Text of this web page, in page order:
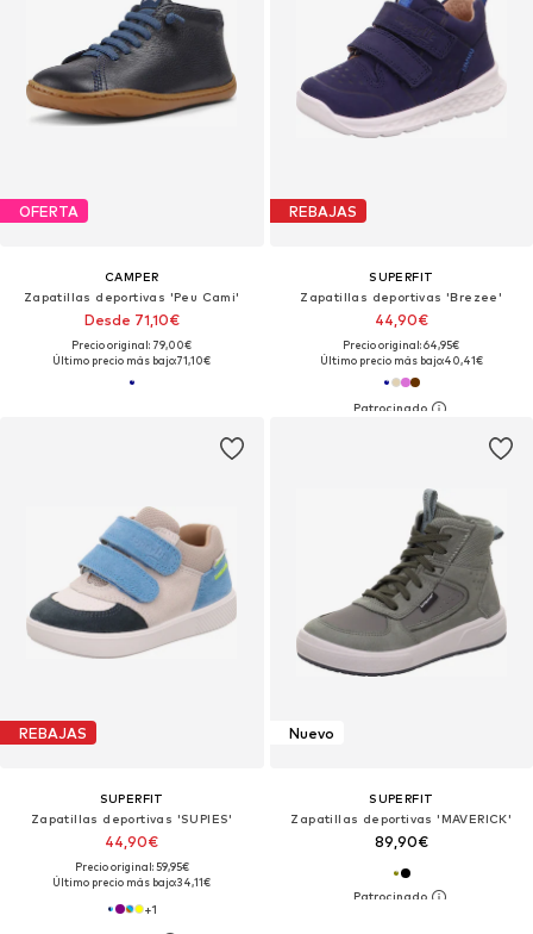
OFERTA
CAMPER
Zapatillas deportivas 'Peu Cami'
Desde 71,10€
Precio original: 79,00€
Último precio más bajo:71,10€
REBAJAS
SUPERFIT
Zapatillas deportivas 'Brezee'
44,90€
Precio original: 64,95€
Último precio más bajo:40,41€
REBAJAS
SUPERFIT
Zapatillas deportivas 'SUPIES'
44,90€
Precio original: 59,95€
Último precio más bajo:34,11€
+1
Nuevo
SUPERFIT
Zapatillas deportivas 'MAVERICK'
89,90€